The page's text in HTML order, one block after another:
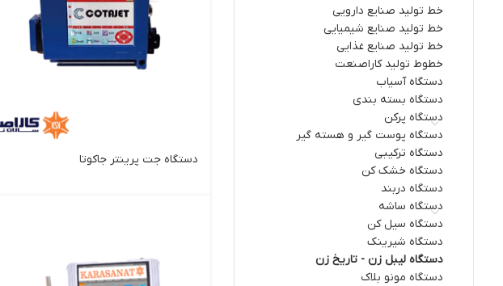
خط تولید صنایع دارویی
خط تولید صنایع شیمیایی
خط تولید صنایع غذایی
خطوط تولید کاراصنعت
دستگاه آسیاب
دستگاه بسته بندی
دستگاه پرکن
دستگاه پوست گیر و هسته گیر
دستگاه ترکیبی
دستگاه خشک کن
دستگاه دربند
دستگاه ساشه
دستگاه سیل کن
دستگاه شیرینک
دستگاه لیبل زن - تاریخ زن
دستگاه مونو بلاک
دستگاه جت پرینتر جاکوتا